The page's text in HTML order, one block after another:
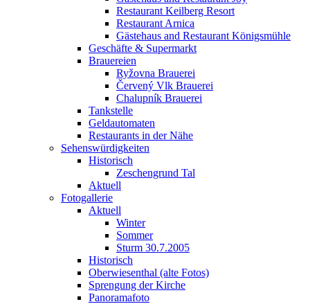
Restaurant Keilberg Resort
Restaurant Arnica
Gästehaus and Restaurant Königsmühle
Geschäfte & Supermarkt
Brauereien
Ryžovna Brauerei
Červený Vlk Brauerei
Chalupník Brauerei
Tankstelle
Geldautomaten
Restaurants in der Nähe
Sehenswürdigkeiten
Historisch
Zeschengrund Tal
Aktuell
Fotogallerie
Aktuell
Winter
Sommer
Sturm 30.7.2005
Historisch
Oberwiesenthal (alte Fotos)
Sprengung der Kirche
Panoramafoto